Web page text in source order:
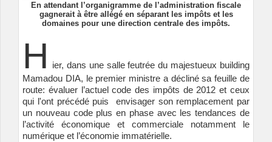
En attendant l’organigramme de l’administration fiscale
gagnerait à être allégé en séparant les impôts et les
domaines pour une direction centrale des impôts.
H
ier, dans une salle feutrée du majestueux building
Mamadou DIA, le premier ministre a décliné sa feuille de
route: évaluer l’actuel code des impôts de 2012 et ceux
qui l'ont précédé puis envisager son remplacement par
un nouveau code plus en phase avec les tendances de
l’activité économique et commerciale notamment le
numérique et l’économie immatérielle.